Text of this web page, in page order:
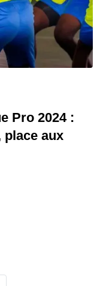
Pro 2024 :
place aux